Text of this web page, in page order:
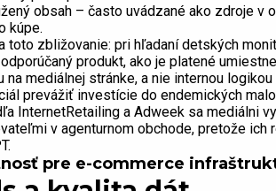
obsah – často uvádzané ako zdroje v
kúpe.
toto zbližovanie: pri hľadaní detských
produkt, ako je platené
mediálnej stránke, a nie internou
prevážiť investície do endemických
InternetRetailing a Adweek sa mediálni
v agenturnom obchode, pretože ich
pre e-commerce